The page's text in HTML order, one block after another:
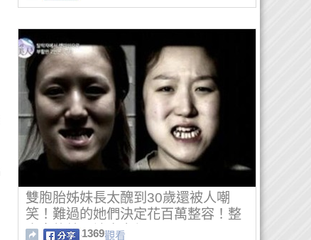
雙胞胎姊妹長太醜到30歲還被人嘲
笑！難過的她們決定花百萬整容！整
出來的結果讓大家都......
1369觀看